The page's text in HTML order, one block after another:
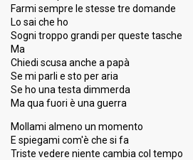
FIRST ROUND
Result
Place 28th(out of 28)
Public ranking
Running order
28
Farmi sempre le stesse tre domande
Lo sai che ho
Sogni troppo grandi per queste tasche
Ma
Chiedi scusa anche a papà
Se mi parli e sto per aria
Se ho una testa dimmerda
Ma qua fuori è una guerra
Mollami almeno un momento
E spiegami com'è che si fa
Triste vedere niente cambia col tempo